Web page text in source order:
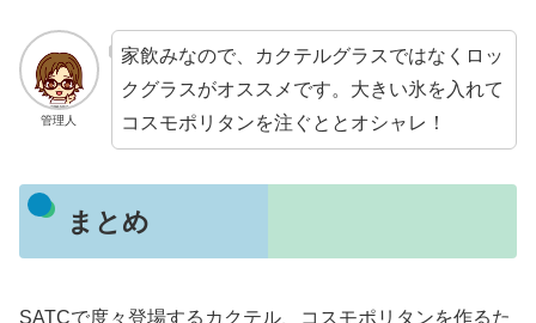
管理人
家飲みなので、カクテルグラスではなくロッ
クグラスがオススメです。大きい氷を入れて
コスモポリタンを注ぐととオシャレ！
まとめ
SATCで度々登場するカクテル、コスモポリタンを作るた